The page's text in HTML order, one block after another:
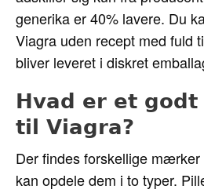
generika er 40% lavere. Du
Viagra uden recept med fuld
bliver leveret i diskret
Hvad er et
til Viagra?
Der findes forskellige
kan opdele dem i to typer.